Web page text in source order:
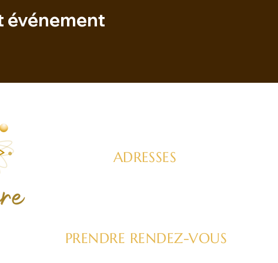
événement
ADRESSES
PRENDRE RENDEZ-VOUS